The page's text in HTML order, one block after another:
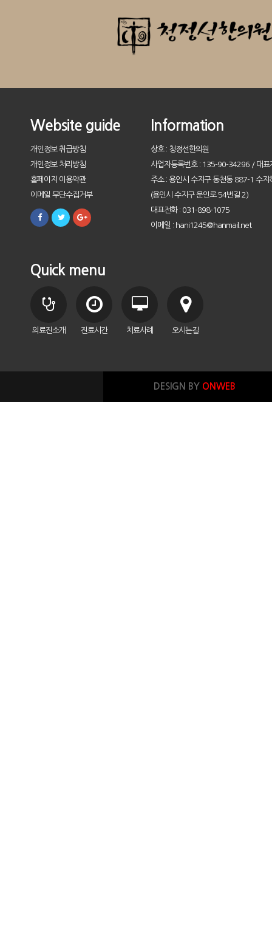
Website guide
개인정보 취급방침
개인정보 처리방침
홈페이지 이용약관
이메일 무단수집거부
Information
상호 : 청정선한의원
사업자등록번호 : 135-90-34296 / 대표
주소 : 용인시 수지구 동천동 887-1 수지
(용인시 수지구 문인로 54번길 2)
대표전화 : 031-898-1075
이메일 : hani1245@hanmail.net
Quick menu
의료진소개 진료시간 치료사례 오시는길
DESIGN BY ONWEB